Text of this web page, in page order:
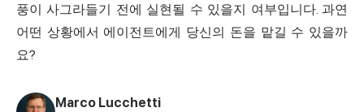
풍이 사그라들기 전에 실현될 수 있을지 여부입니다. 과연
어떤 상황에서 에이전트에게 당신의 돈을 맡길 수 있을까
요?
Marco Lucchetti